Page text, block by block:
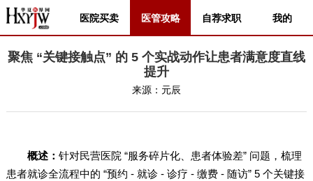
医院买卖 医管攻略 自荐求职 我的
聚焦 “关键接触点” 的 5 个实战动作让患者满意度直线
提升
来源： 元辰
概述： 针对民营医院 “服务碎片化、患者体验差” 问题，梳理
患者就诊全流程中的 “预约 - 就诊 - 诊疗 - 缴费 - 随访” 5 个关键接